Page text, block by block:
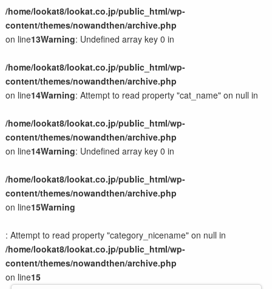
/home/lookat8/lookat.co.jp/public_html/wp-
content/themes/nowandthen/archive.php
on line13Warning: Undefined array key 0 in
/home/lookat8/lookat.co.jp/public_html/wp-
content/themes/nowandthen/archive.php
on line14Warning: Attempt to read property "cat_name" on null in
/home/lookat8/lookat.co.jp/public_html/wp-
content/themes/nowandthen/archive.php
on line14Warning: Undefined array key 0 in
/home/lookat8/lookat.co.jp/public_html/wp-
content/themes/nowandthen/archive.php
on line15Warning
: Attempt to read property "category_nicename" on null in
/home/lookat8/lookat.co.jp/public_html/wp-
content/themes/nowandthen/archive.php
on line15